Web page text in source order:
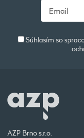
Súhlasím so
AZP Brno s.r.o.